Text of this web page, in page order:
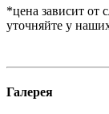
*цена зависит от
уточняйте у
Галерея